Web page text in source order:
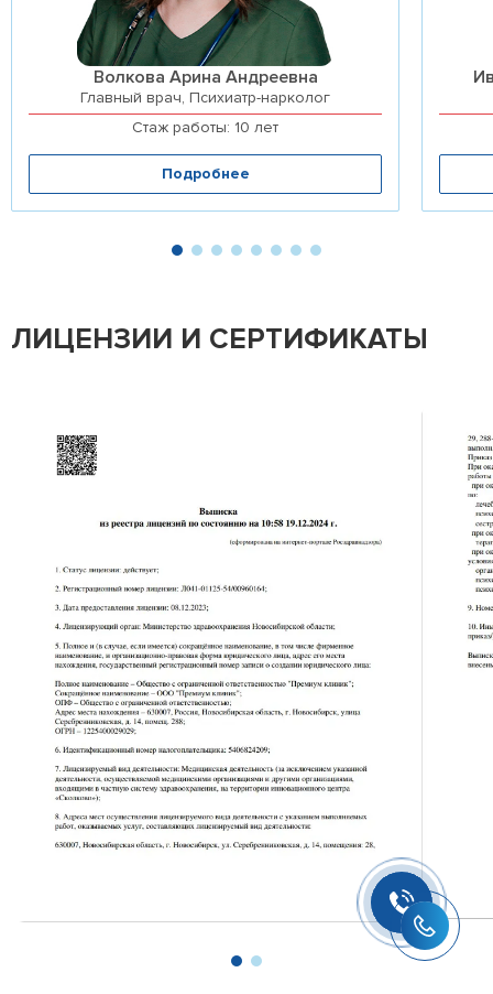
Волкова Арина Андреевна
Главный врач, Психиатр-нарколог
Стаж работы: 10 лет
Подробнее
ЛИЦЕНЗИИ И СЕРТИФИКАТЫ